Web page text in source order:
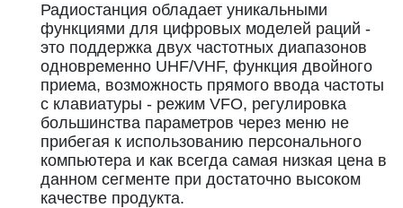
Радиостанция обладает уникальными
функциями для цифровых моделей раций -
это поддержка двух частотных диапазонов
одновременно UHF/VHF, функция двойного
приема, возможность прямого ввода частоты
с клавиатуры - режим VFO, регулировка
большинства параметров через меню не
прибегая к использованию персонального
компьютера и как всегда самая низкая цена в
данном сегменте при достаточно высоком
качестве продукта.